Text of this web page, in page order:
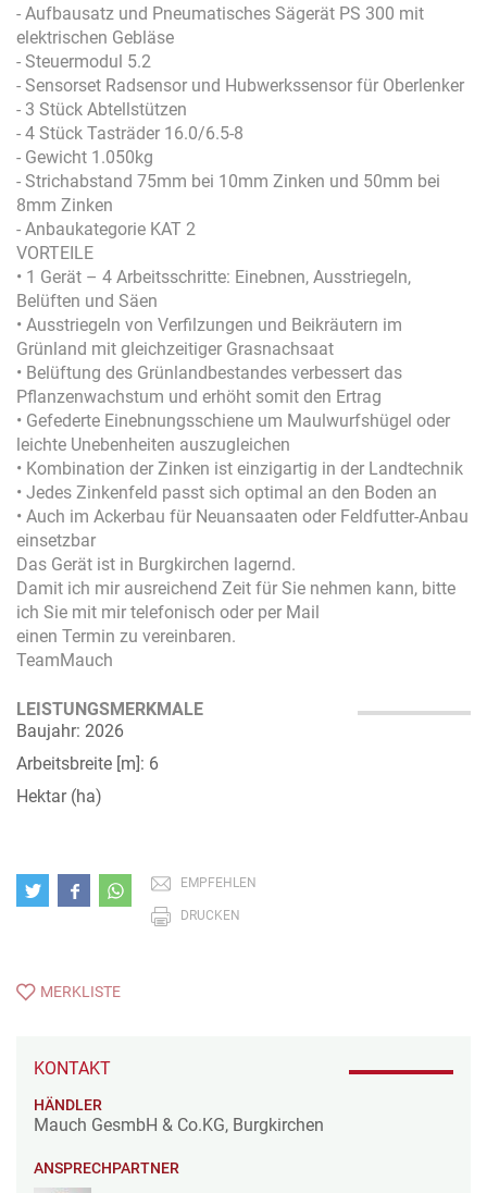
- Aufbausatz und Pneumatisches Sägerät PS 300 mit
elektrischen Gebläse
- Steuermodul 5.2
- Sensorset Radsensor und Hubwerkssensor für Oberlenker
- 3 Stück Abtellstützen
- 4 Stück Tasträder 16.0/6.5-8
- Gewicht 1.050kg
- Strichabstand 75mm bei 10mm Zinken und 50mm bei
8mm Zinken
- Anbaukategorie KAT 2
VORTEILE
• 1 Gerät – 4 Arbeitsschritte: Einebnen, Ausstriegeln,
Belüften und Säen
• Ausstriegeln von Verfilzungen und Beikräutern im
Grünland mit gleichzeitiger Grasnachsaat
• Belüftung des Grünlandbestandes verbessert das
Pflanzenwachstum und erhöht somit den Ertrag
• Gefederte Einebnungsschiene um Maulwurfshügel oder
leichte Unebenheiten auszugleichen
• Kombination der Zinken ist einzigartig in der Landtechnik
• Jedes Zinkenfeld passt sich optimal an den Boden an
• Auch im Ackerbau für Neuansaaten oder Feldfutter-Anbau
einsetzbar
Das Gerät ist in Burgkirchen lagernd.
Damit ich mir ausreichend Zeit für Sie nehmen kann, bitte
ich Sie mit mir telefonisch oder per Mail
einen Termin zu vereinbaren.
TeamMauch
LEISTUNGSMERKMALE
Baujahr: 2026
Arbeitsbreite [m]: 6
Hektar (ha)
EMPFEHLEN
DRUCKEN
MERKLISTE
KONTAKT
HÄNDLER
Mauch GesmbH & Co.KG, Burgkirchen
ANSPRECHPARTNER